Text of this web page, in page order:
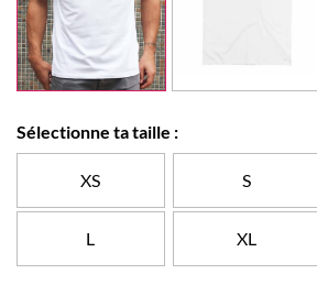
Sélectionne ta taille :
XS S
L XL